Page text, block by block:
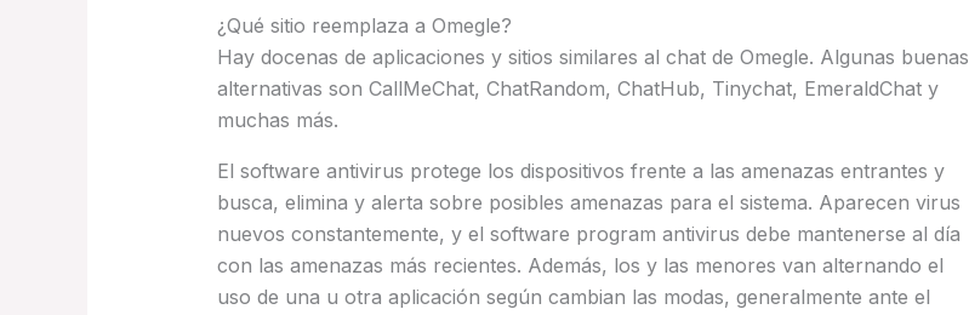
¿Qué sitio reemplaza a Omegle?
Hay docenas de aplicaciones y sitios similares al chat de Omegle. Algunas buenas
alternativas son CallMeChat, ChatRandom, ChatHub, Tinychat, EmeraldChat y
muchas más.
El software antivirus protege los dispositivos frente a las amenazas entrantes y
busca, elimina y alerta sobre posibles amenazas para el sistema. Aparecen virus
nuevos constantemente, y el software program antivirus debe mantenerse al día
con las amenazas más recientes. Además, los y las menores van alternando el
uso de una u otra aplicación según cambian las modas, generalmente ante el